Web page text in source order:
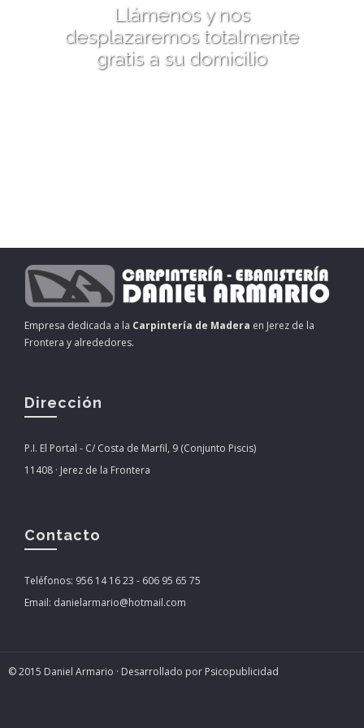
Llámenos y nos
desplazaremos totalmente
gratis a su domicilio
Empresa dedicada a la Carpintería de Madera en Jerez de la
Frontera y alrededores.
Dirección
P.I. El Portal - C/ Costa de Marfil, 9 (Conjunto Piscis)
11408 · Jerez de la Frontera
Contacto
Teléfonos: 956 14 16 23 - 606 95 65 75
Email: danielarmario@hotmail.com
© 2015 Daniel Armario · Desarrollado por Psicopublicidad